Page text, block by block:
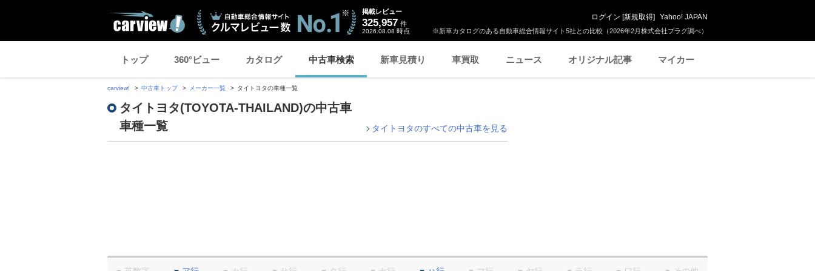
※新車カタログのある自動車総合情報サイト5社との比較（2026年2月株式会社プラグ調べ）
掲載レビュー
325,957 件
2026.08.08 時点
ログイン [新規取得] Yahoo! JAPAN
トップ 360°ビュー カタログ 中古車検索 新車見積り 車買取 ニュース オリジナル記事 マイカー
carview! 中古車トップ メーカー一覧 タイトヨタの車種一覧
タイトヨタ(TOYOTA-THAILAND)の中古車
車種一覧
タイトヨタのすべての中古車を見る